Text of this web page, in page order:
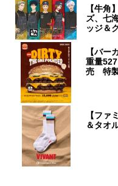
【牛
ズ、七
ッジ＆
【バー
重量
売 特製
【フ
＆タオ